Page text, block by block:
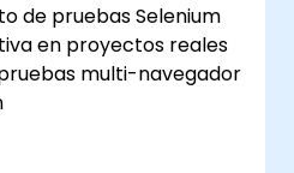
de pruebas Selenium
en proyectos reales
multi-navegador